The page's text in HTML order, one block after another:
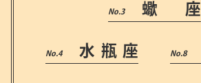
蠍 座
水瓶座